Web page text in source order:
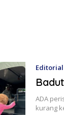
Editorial
ADA
kurang